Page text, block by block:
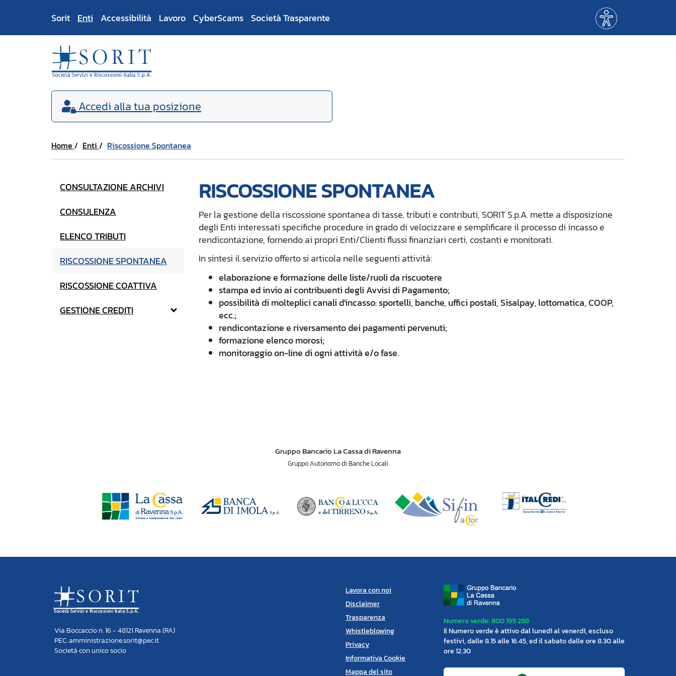
Sorit Enti Accessibilità Lavoro CyberScams Società Trasparente
Menù
Accedi alla tua posizione
Home Enti Riscossione Spontanea
CONSULTAZIONE ARCHIVI
CONSULENZA
ELENCO TRIBUTI
RISCOSSIONE SPONTANEA
RISCOSSIONE COATTIVA
GESTIONE CREDITI
RISCOSSIONE SPONTANEA
Per la gestione della riscossione spontanea di tasse, tributi e contributi, SORIT S.p.A. mette a disposizione
degli Enti interessati specifiche procedure in grado di velocizzare e semplificare il processo di incasso e
rendicontazione, fornendo ai propri Enti/Clienti flussi finanziari certi, costanti e monitorati.
In sintesi il servizio offerto si articola nelle seguenti attività:
elaborazione e formazione delle liste/ruoli da riscuotere
stampa ed invio ai contribuenti degli Avvisi di Pagamento;
possibilità di molteplici canali d'incasso: sportelli, banche, uffici postali, Sisalpay, lottomatica, COOP,
ecc.;
rendicontazione e riversamento dei pagamenti pervenuti;
formazione elenco morosi;
monitoraggio on-line di ogni attività e/o fase.
Gruppo Bancario La Cassa di Ravenna
Gruppo Autonomo di Banche Locali
Via Boccaccio n. 16 - 48121 Ravenna (RA)
PEC: amministrazione.sorit@pec.it
Società con unico socio
Lavora con noi
Disclaimer
Trasparenza
Whistleblowing
Privacy
Informativa Cookie
Mappa del sito
Numero verde: 800 199 288
Il Numero verde è attivo dal lunedì al venerdì, escluso
festivi, dalle 8.15 alle 16.45, ed il sabato dalle ore 8.30 alle
ore 12.30